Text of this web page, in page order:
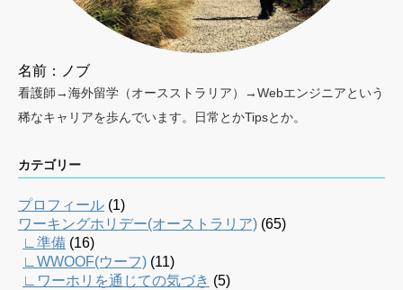
名前：ノブ
看護師→海外留学（オースストラリア）→Webエンジニアという
稀なキャリアを歩んでいます。日常とかTipsとか。
カテゴリー
プロフィール (1)
ワーキングホリデー(オーストラリア) (65)
∟準備 (16)
∟WWOOF(ウーフ) (11)
∟ワーホリを通じての気づき (5)